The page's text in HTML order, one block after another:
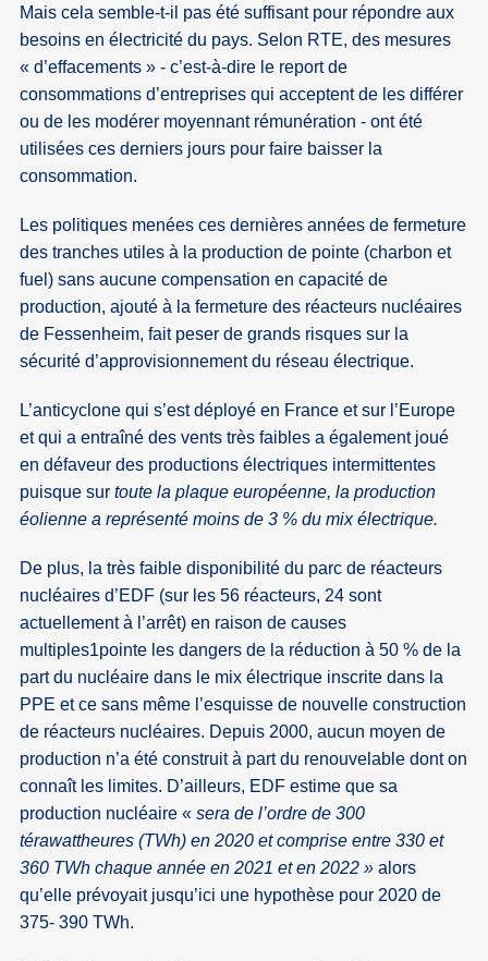
Mais cela semble-t-il pas été suffisant pour répondre aux
besoins en électricité du pays. Selon RTE, des mesures
« d’effacements » - c’est-à-dire le report de
consommations d’entreprises qui acceptent de les différer
ou de les modérer moyennant rémunération - ont été
utilisées ces derniers jours pour faire baisser la
consommation.
Les politiques menées ces dernières années de fermeture
des tranches utiles à la production de pointe (charbon et
fuel) sans aucune compensation en capacité de
production, ajouté à la fermeture des réacteurs nucléaires
de Fessenheim, fait peser de grands risques sur la
sécurité d’approvisionnement du réseau électrique.
L’anticyclone qui s’est déployé en France et sur l’Europe
et qui a entraîné des vents très faibles a également joué
en défaveur des productions électriques intermittentes
puisque surtoute la plaque européenne, la production
éolienne a représenté moins de 3 % du mix électrique.
De plus, la très faible disponibilité du parc de réacteurs
nucléaires d’EDF (sur les 56 réacteurs, 24 sont
actuellement à l’arrêt) en raison de causes
multiples1pointe les dangers de la réduction à 50 % de la
part du nucléaire dans le mix électrique inscrite dans la
PPE et ce sans même l’esquisse de nouvelle construction
de réacteurs nucléaires. Depuis 2000, aucun moyen de
production n’a été construit à part du renouvelable dont on
connaît les limites. D’ailleurs, EDF estime que sa
production nucléaire «sera de l’ordre de 300
térawattheures (TWh) en 2020 et comprise entre 330 et
360 TWh chaque année en 2021 et en 2022 » alors
qu’elle prévoyait jusqu’ici une hypothèse pour 2020 de
375- 390 TWh.